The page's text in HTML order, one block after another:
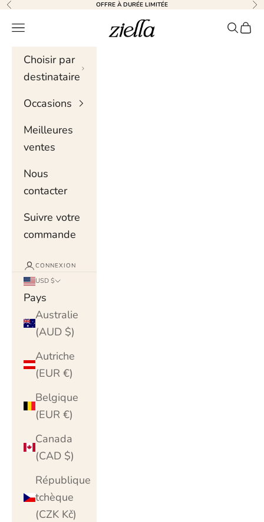
Skip to content
Précédent OFFRE À DURÉE LIMITÉE
Ziella
Menu de navigation
Choisir par
destinataire
Occasions
Meilleures
ventes
Nous
contacter
Suivre votre
commande
CONNEXION
USD $
Pays
Australie
(AUD $)
Autriche
(EUR €)
Belgique
(EUR €)
Canada
(CAD $)
République
tchèque
(CZK Kč)